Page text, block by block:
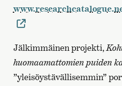
Jälkimmäinen projekti,
huomaamattomien puiden
”yleisöystävällisemmin”